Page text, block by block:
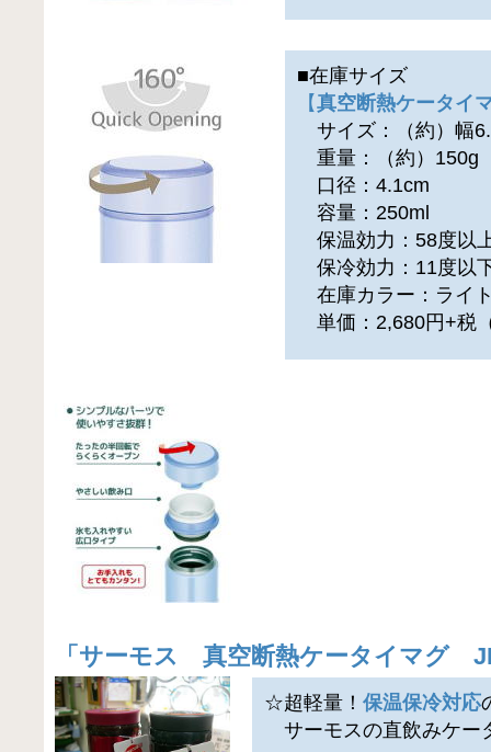
■在庫サイズ
【真空断熱ケータイ
サイズ：（約）幅
重量：（約）150g
口径：4.1cm
容量：250ml
保温効力：58度以
保冷効力：11度以
在庫カラー：ライ
単価：2,680円+税
「 サーモス 真空断熱ケータイマグ
☆超軽量！保温保冷対応
サーモスの直飲みケー